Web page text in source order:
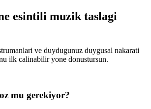
esintili muzik taslagi
ve duydugunuz duygusal nakarati
ilk calinabilir yone donustursun.
mu gerekiyor?